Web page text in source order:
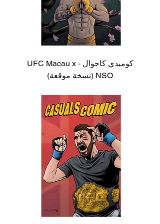
كوميدي كاجوال - UFC Macau x
NSO (نسخة موقعة)